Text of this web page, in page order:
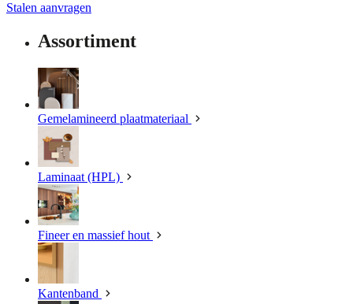
Stalen aanvragen
Assortiment
Gemelamineerd plaatmateriaal
Laminaat (HPL)
Fineer en massief hout
Kantenband